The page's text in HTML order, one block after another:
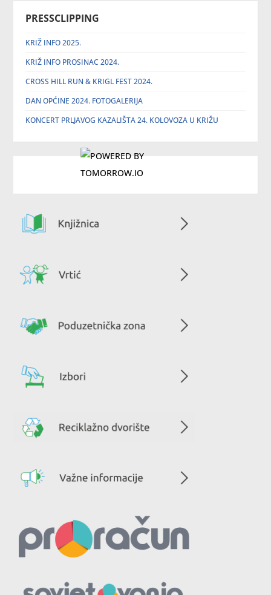
PRESSCLIPPING
KRIŽ INFO 2025.
KRIŽ INFO PROSINAC 2024.
CROSS HILL RUN & KRIGL FEST 2024.
DAN OPĆINE 2024. FOTOGALERIJA
KONCERT PRLJAVOG KAZALIŠTA 24. KOLOVOZA U KRIŽU